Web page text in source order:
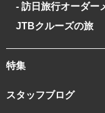
- 訪日旅行オーダー
JTBクルーズの旅
特集
スタッフブログ